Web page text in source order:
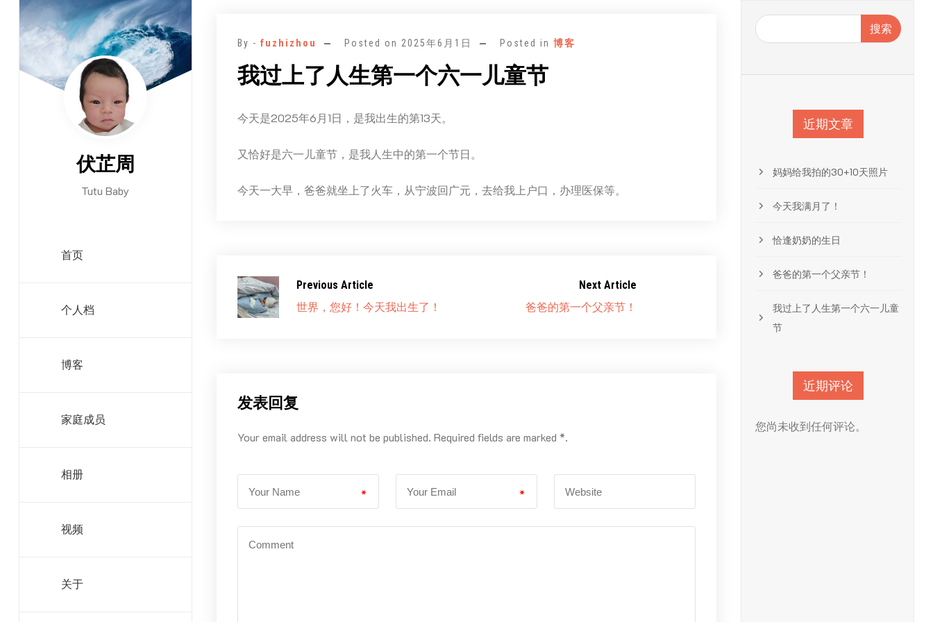
伏芷周
Tutu Baby
首页
个人档
博客
家庭成员
相册
视频
关于
By - fuzhizhou Posted on 2025年6月1日 Posted in 博客
我过上了人生第一个六一儿童节
今天是2025年6月1日，是我出生的第13天。
又恰好是六一儿童节，是我人生中的第一个节日。
今天一大早，爸爸就坐上了火车，从宁波回广元，去给我上户口，办理医保等。
Previous Article
世界，您好！今天我出生了！
Next Article
爸爸的第一个父亲节！
发表回复
Your email address will not be published. Required fields are marked *.
* *
搜索
近期文章
妈妈给我拍的30+10天照片
今天我满月了！
恰逢奶奶的生日
爸爸的第一个父亲节！
我过上了人生第一个六一儿童
节
近期评论
您尚未收到任何评论。